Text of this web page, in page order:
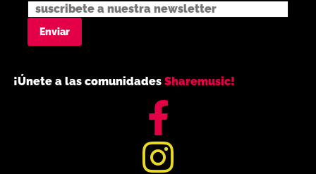
¡Únete a las comunidades Sharemusic!